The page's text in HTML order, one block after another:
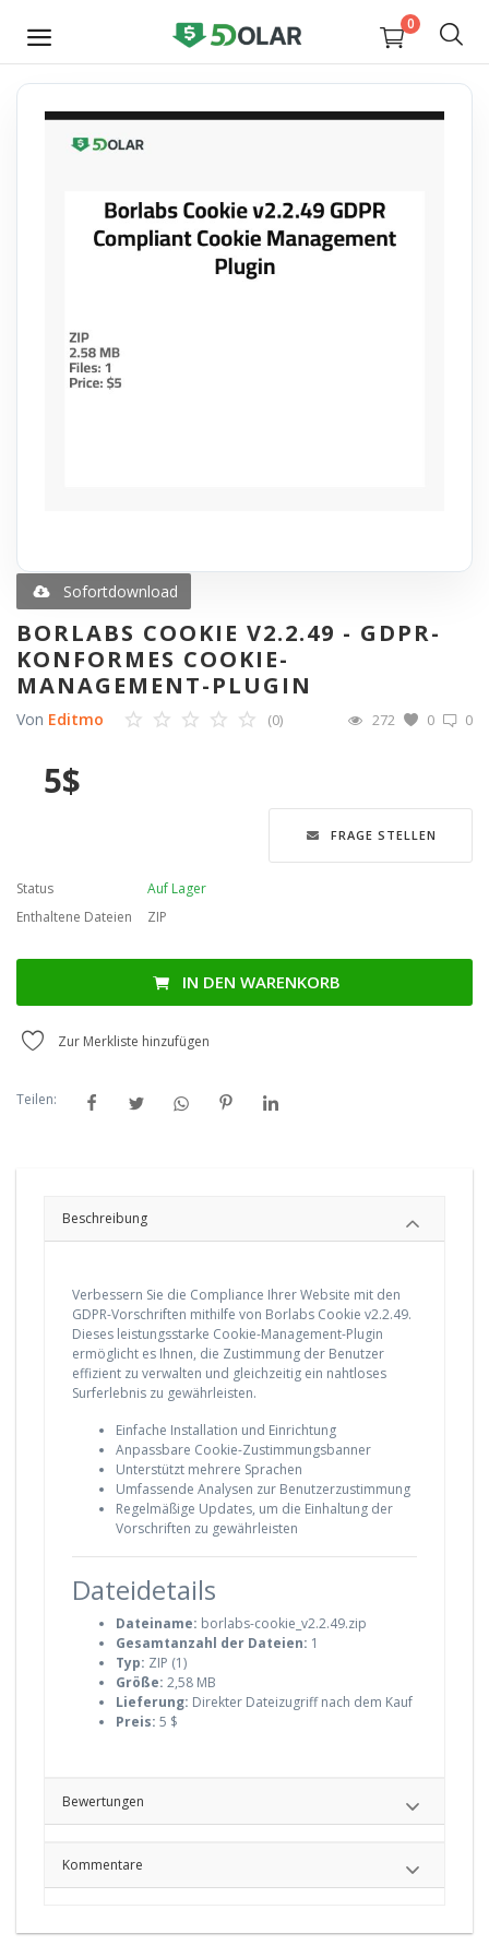
0
JETZT
VERKAUFEN
E-books
Merkliste
Contact
Anmelden
Sofortdownload
BORLABS COOKIE V2.2.49 - GDPR-
KONFORMES COOKIE-
MANAGEMENT-PLUGIN
Von Editmo 0
(0) 0
272
5$
FRAGE STELLEN
Status
Auf Lager
Enthaltene Dateien
ZIP
IN DEN WARENKORB
Zur Merkliste hinzufügen
Teilen:
Beschreibung
Verbessern Sie die Compliance Ihrer Website mit den
GDPR-Vorschriften mithilfe von Borlabs Cookie v2.2.49.
Dieses leistungsstarke Cookie-Management-Plugin
ermöglicht es Ihnen, die Zustimmung der Benutzer
effizient zu verwalten und gleichzeitig ein nahtloses
Surferlebnis zu gewährleisten.
Einfache Installation und Einrichtung
Anpassbare Cookie-Zustimmungsbanner
Unterstützt mehrere Sprachen
Umfassende Analysen zur Benutzerzustimmung
Regelmäßige Updates, um die Einhaltung der
Vorschriften zu gewährleisten
Dateidetails
Dateiname: borlabs-cookie_v2.2.49.zip
Gesamtanzahl der Dateien: 1
Typ: ZIP (1)
Größe: 2,58 MB
Lieferung: Direkter Dateizugriff nach dem Kauf
Preis: 5 $
Bewertungen
Kommentare